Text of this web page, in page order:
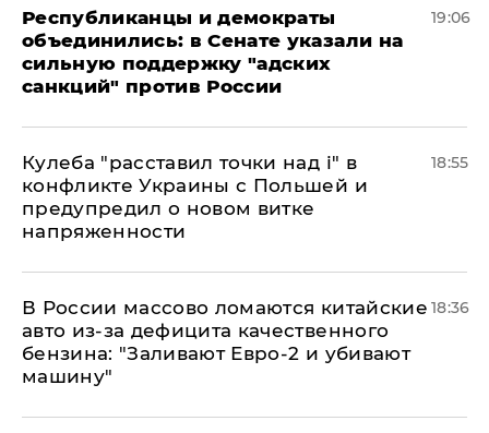
Республиканцы и демократы
объединились: в Сенате указали на
сильную поддержку "адских
санкций" против России
19:06
Кулеба "расставил точки над і" в
конфликте Украины с Польшей и
предупредил о новом витке
напряженности
18:55
В России массово ломаются китайские
авто из-за дефицита качественного
бензина: "Заливают Евро-2 и убивают
машину"
18:36